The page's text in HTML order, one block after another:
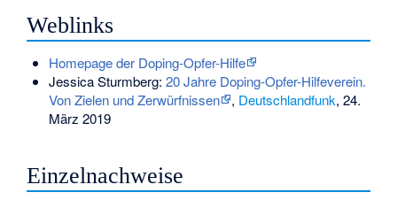
Weblinks
Homepage der Doping-Opfer-Hilfe
Jessica Sturmberg: 20 Jahre Doping-Opfer-Hilfeverein.
Von Zielen und Zerwürfnissen
, Deutschlandfunk, 24.
März 2019
Einzelnachweise